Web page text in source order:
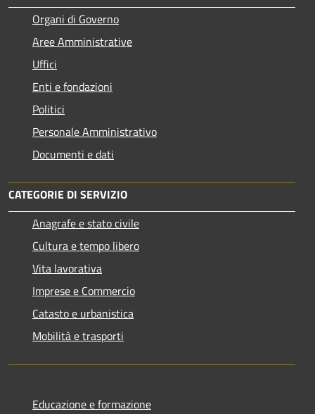
Organi di Governo
Aree Amministrative
Uffici
Enti e fondazioni
Politici
Personale Amministrativo
Documenti e dati
CATEGORIE DI SERVIZIO
Anagrafe e stato civile
Cultura e tempo libero
Vita lavorativa
Imprese e Commercio
Catasto e urbanistica
Mobilità e trasporti
Educazione e formazione